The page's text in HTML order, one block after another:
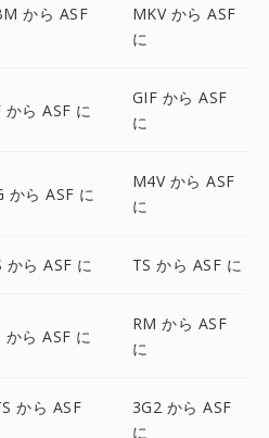
から ASF
MKV から ASF
に
から ASF に
GIF から ASF
に
から ASF に
M4V から ASF
に
から ASF に TS から ASF に
から ASF に
RM から ASF
に
から ASF
3G2 から ASF
に